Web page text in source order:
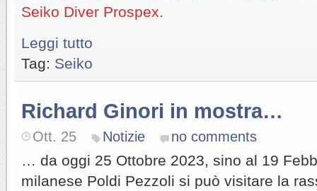
Seiko Diver Prospex.
Leggi tutto
Tag: Seiko
Richard Ginori in mostra…
Ott. 25 Notizie no comments
… da oggi 25 Ottobre 2023, sino al 19
milanese Poldi Pezzoli si può visitare la